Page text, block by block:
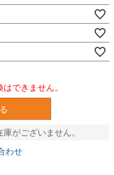
できません。
がございません。
わせ